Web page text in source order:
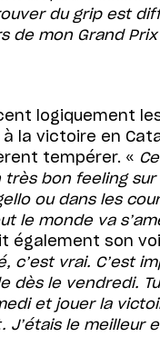
du grip est
de mon Grand Prix
logiquement
la victoire en
tempérer. «
très bon feeling
ou dans les
le monde va
également son
c’est vrai. C’est
dès le vendredi.
et jouer la
J’étais le meilleur